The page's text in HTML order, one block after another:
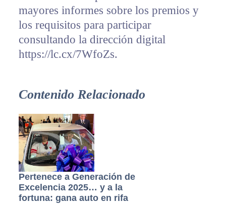
mayores informes sobre los premios y
los requisitos para participar
consultando la dirección digital
https://lc.cx/7WfoZs.
Contenido Relacionado
Pertenece a Generación de
Excelencia 2025… y a la
fortuna: gana auto en rifa